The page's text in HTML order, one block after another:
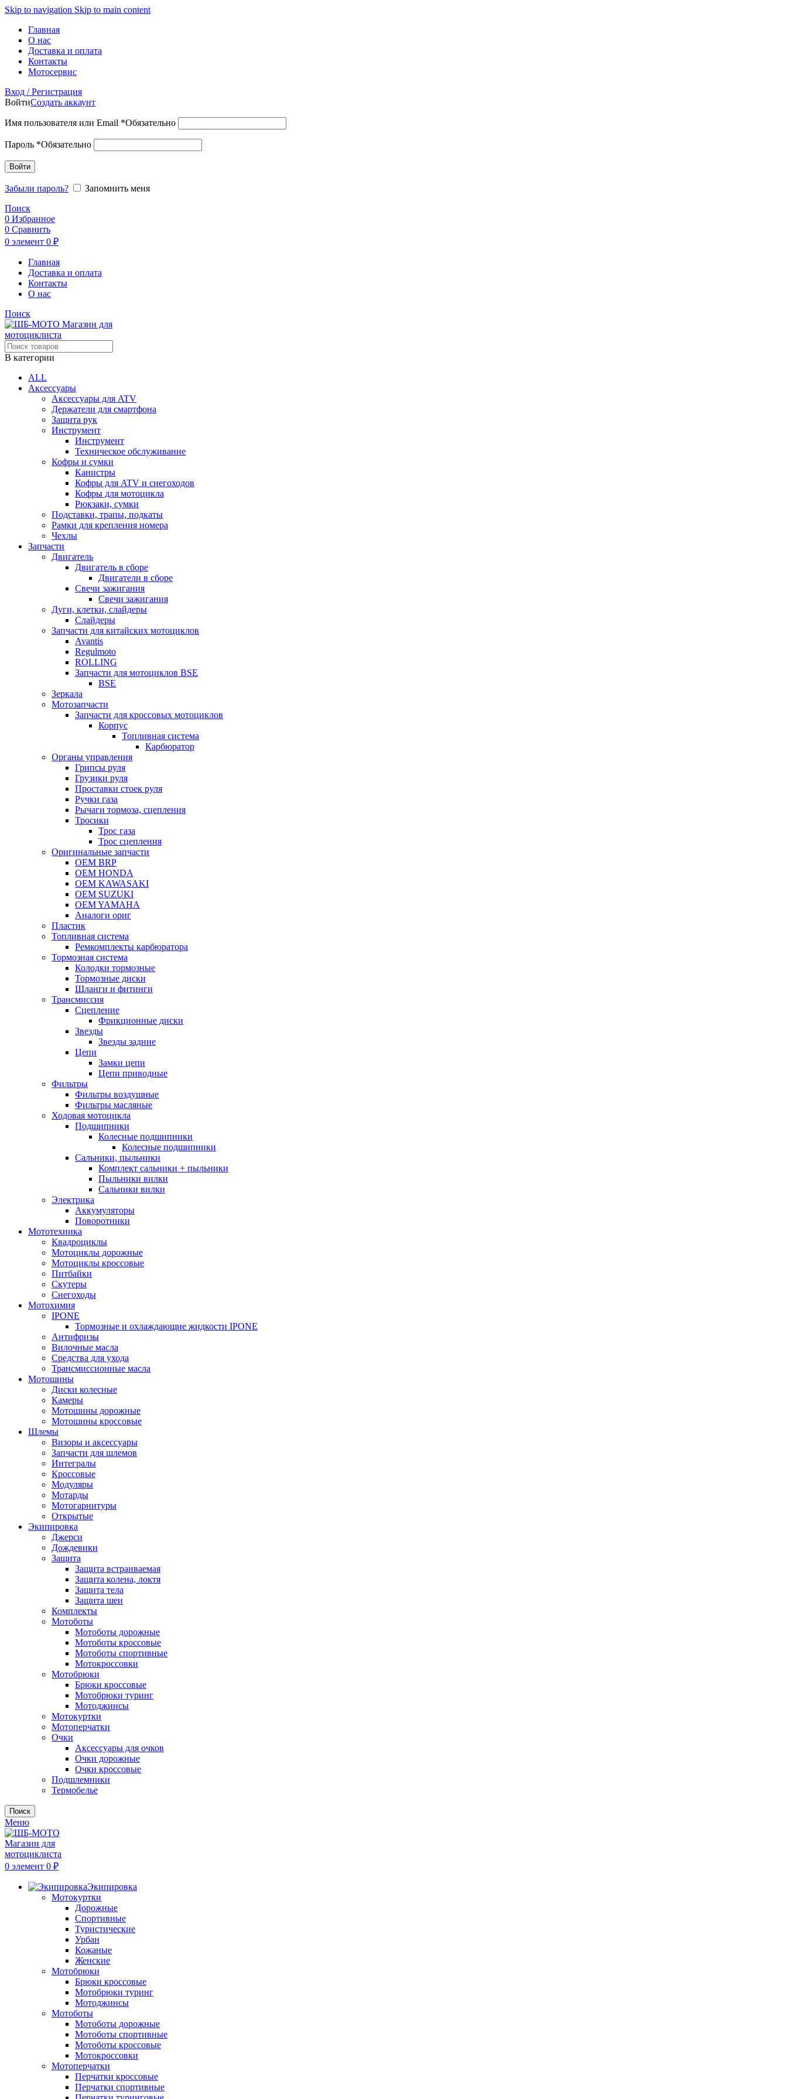
Skip to navigation Skip to main content
Главная
О нас
Доставка и оплата
Контакты
Мотосервис
Вход / Регистрация
ВойтиСоздать аккаунт
Имя пользователя или Email *Обязательно
Пароль *Обязательно
Войти
Забыли пароль?
Запомнить меня
Поиск
0 Избранное
0 Сравнить
0 элемент 0 ₽
Главная
Доставка и оплата
Контакты
О нас
Поиск
В категории
ALL
Аксессуары
Аксессуары для ATV
Держатели для смартфона
Защита рук
Инструмент
Инструмент
Техническое обслуживание
Кофры и сумки
Канистры
Кофры для ATV и снегоходов
Кофры для мотоцикла
Рюкзаки, сумки
Подставки, трапы, подкаты
Рамки для крепления номера
Чехлы
Запчасти
Двигатель
Двигатель в сборе
Двигатели в сборе
Свечи зажигания
Свечи зажигания
Дуги, клетки, слайдеры
Слайдеры
Запчасти для китайских мотоциклов
Avantis
Regulmoto
ROLLING
Запчасти для мотоциклов BSE
BSE
Зеркала
Мотозапчасти
Запчасти для кроссовых мотоциклов
Корпус
Топливная система
Карбюратор
Органы управления
Грипсы руля
Грузики руля
Проставки стоек руля
Ручки газа
Рычаги тормоза, сцепления
Тросики
Трос газа
Трос сцепления
Оригинальные запчасти
OEM BRP
OEM HONDA
OEM KAWASAKI
OEM SUZUKI
OEM YAMAHA
Аналоги ориг
Пластик
Топливная система
Ремкомплекты карбюратора
Тормозная система
Колодки тормозные
Тормозные диски
Шланги и фитинги
Трансмиссия
Cцепление
Фрикционные диски
Звезды
Звезды задние
Цепи
Замки цепи
Цепи приводные
Фильтры
Фильтры воздушные
Фильтры масляные
Ходовая мотоцикла
Подшипники
Колесные подшипники
Колесные подшипники
Сальники, пыльники
Комплект сальники + пыльники
Пыльники вилки
Сальники вилки
Электрика
Аккумуляторы
Поворотники
Мототехника
Квадроциклы
Мотоциклы дорожные
Мотоциклы кроссовые
Питбайки
Скутеры
Снегоходы
Мотохимия
IPONE
Тормозные и охлаждающие жидкости IPONE
Антифризы
Вилочные масла
Средства для ухода
Трансмиссионные масла
Мотошины
Диски колесные
Камеры
Мотошины дорожные
Мотошины кроссовые
Шлемы
Визоры и аксессуары
Запчасти для шлемов
Интегралы
Кроссовые
Модуляры
Мотарды
Мотогарнитуры
Открытые
Экипировка
Джерси
Дождевики
Защита
Защита встраиваемая
Защита колена, локтя
Защита тела
Защита шеи
Комплекты
Мотоботы
Мотоботы дорожные
Мотоботы кроссовые
Мотоботы спортивные
Мотокроссовки
Мотобрюки
Брюки кроссовые
Мотобрюки туринг
Мотоджинсы
Мотокуртки
Мотоперчатки
Очки
Аксессуары для очков
Очки дорожные
Очки кроссовые
Подшлемники
Термобелье
Поиск
Меню
0 элемент 0 ₽
Экипировка
Мотокуртки
Дорожные
Спортивные
Туристические
Урбан
Кожаные
Женские
Мотобрюки
Брюки кроссовые
Мотобрюки туринг
Мотоджинсы
Мотоботы
Мотоботы дорожные
Мотоботы спортивные
Мотоботы кроссовые
Мотокроссовки
Мотоперчатки
Перчатки кроссовые
Перчатки спортивные